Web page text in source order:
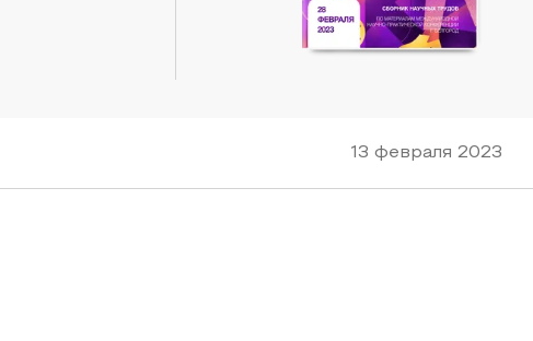
13 февраля 2023